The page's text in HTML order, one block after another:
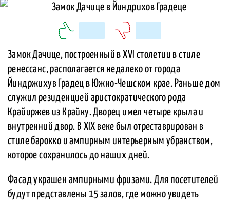
Замок Дачице, построенный в XVI столетии в стиле
ренессанс, располагается недалеко от города
Йиндржихув Градец в Южно-Чешском крае. Раньше дом
служил резиденцией аристократического рода
Крайиржев из Крайку. Дворец имел четыре крыла и
внутренний двор. В XIX веке был отреставрирован в
стиле барокко и ампирным интерьерным убранством,
которое сохранилось до наших дней.
Фасад украшен ампирными фризами. Для посетителей
будут представлены 15 залов, где можно увидеть